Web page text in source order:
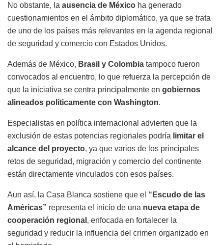
No obstante, la ausencia de México ha generado
cuestionamientos en el ámbito diplomático, ya que se trata
de uno de los países más relevantes en la agenda regional
de seguridad y comercio con Estados Unidos.
Además de México, Brasil y Colombia tampoco fueron
convocados al encuentro, lo que refuerza la percepción de
que la iniciativa se centra principalmente en gobiernos
alineados políticamente con Washington.
Especialistas en política internacional advierten que la
exclusión de estas potencias regionales podría limitar el
alcance del proyecto, ya que varios de los principales
retos de seguridad, migración y comercio del continente
están directamente vinculados con esos países.
Aun así, la Casa Blanca sostiene que el “Escudo de las
Américas” representa el inicio de una nueva etapa de
cooperación regional , enfocada en fortalecer la
seguridad y reducir la influencia del crimen organizado en